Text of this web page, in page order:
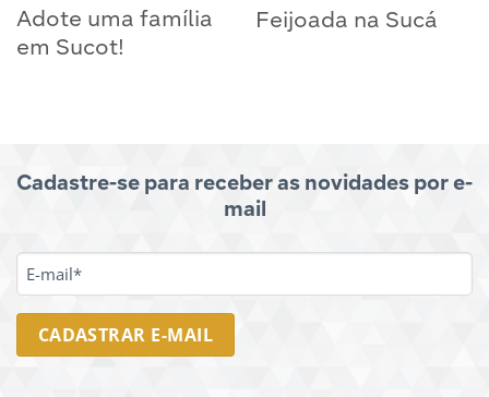
Adote uma família
em Sucot!
Feijoada na Sucá
Cadastre-se para receber as novidades por e-
mail